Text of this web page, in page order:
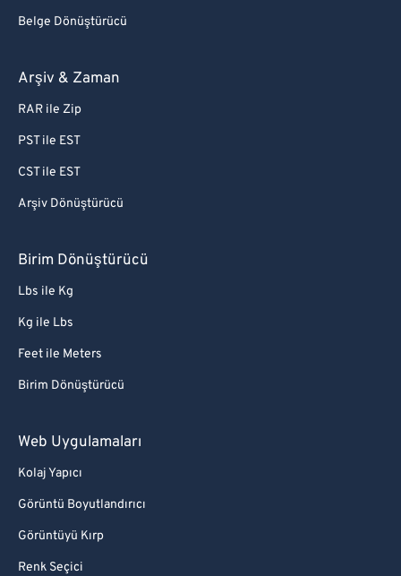
Belge Dönüştürücü
Arşiv & Zaman
RAR ile Zip
PST ile EST
CST ile EST
Arşiv Dönüştürücü
Birim Dönüştürücü
Lbs ile Kg
Kg ile Lbs
Feet ile Meters
Birim Dönüştürücü
Web Uygulamaları
Kolaj Yapıcı
Görüntü Boyutlandırıcı
Görüntüyü Kırp
Renk Seçici